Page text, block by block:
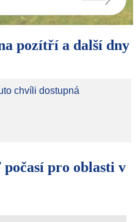
pozítří a další dny
chvíli dostupná
pro oblasti v